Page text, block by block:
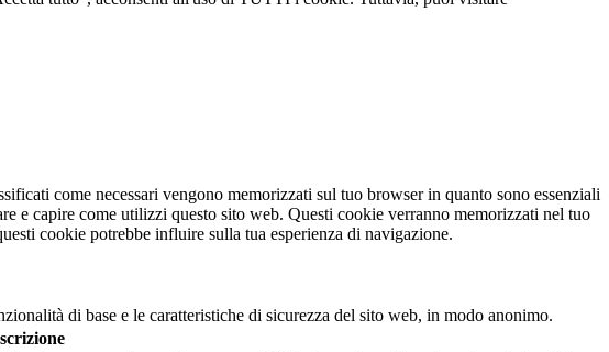
come necessari vengono memorizzati sul tuo browser in quanto sono essenziali
e capire come utilizzi questo sito web. Questi cookie verranno memorizzati nel tuo
cookie potrebbe influire sulla tua esperienza di navigazione.
di base e le caratteristiche di sicurezza del sito web, in modo anonimo.